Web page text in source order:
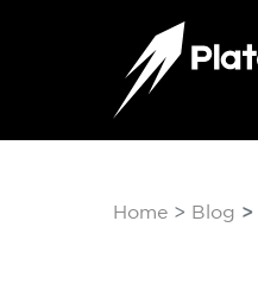
Home Blog